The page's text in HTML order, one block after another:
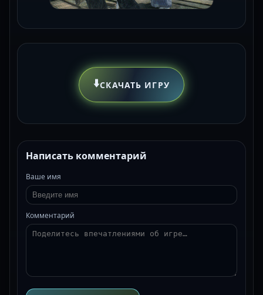
⬇️СКАЧАТЬ ИГРУ
Написать комментарий
Ваше имя
Комментарий